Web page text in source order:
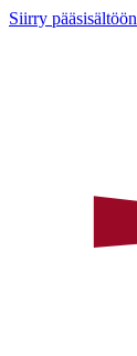
Siirry pääsisältöön